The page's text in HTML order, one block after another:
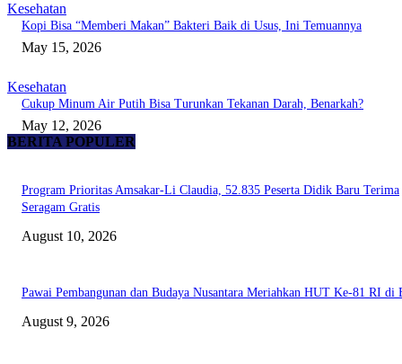
Kesehatan
Kopi Bisa “Memberi Makan” Bakteri Baik di Usus, Ini Temuannya
May 15, 2026
Kesehatan
Cukup Minum Air Putih Bisa Turunkan Tekanan Darah, Benarkah?
May 12, 2026
BERITA POPULER
Program Prioritas Amsakar-Li Claudia, 52.835 Peserta Didik Baru Terima
Seragam Gratis
August 10, 2026
Pawai Pembangunan dan Budaya Nusantara Meriahkan HUT Ke-81 RI di
August 9, 2026